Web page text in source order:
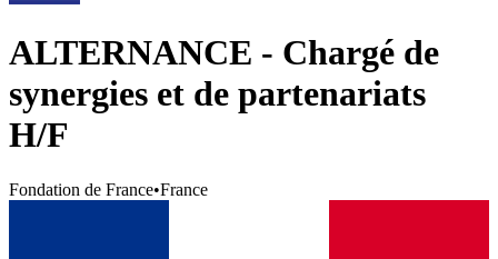
ALTERNANCE - Chargé de
synergies et de partenariats
H/F
Fondation de France•France